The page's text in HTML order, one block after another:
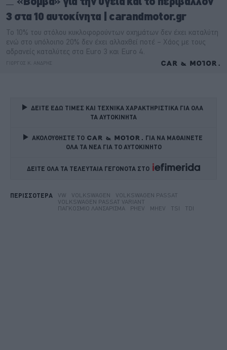
ΔΕΙΤΕ ΕΔΩ ΤΙΜΕΣ ΚΑΙ ΤΕΧΝΙΚΑ ΧΑΡΑΚΤΗΡΙΣΤΙΚΑ ΓΙΑ ΟΛΑ
ΤΑ ΑΥΤΟΚΙΝΗΤΑ
ΑΚΟΛΟΥΘΗΣΤΕ ΤΟ
ΓΙΑ ΝΑ ΜΑΘΑΙΝΕΤΕ
ΟΛΑ ΤΑ ΝΕΑ ΓΙΑ ΤΟ ΑΥΤΟΚΙΝΗΤΟ
ΔΕΙΤΕ ΟΛΑ ΤΑ ΤΕΛΕΥΤΑΙΑ ΓΕΓΟΝΟΤΑ ΣΤΟ
ΠΕΡΙΣΣΟΤΕΡΑ VW VOLKSWAGEN
VOLKSWAGEN PASSAT
VOLKSWAGEN PASSAT VARIANT
ΠΑΓΚΌΣΜΙΟ ΛΑΝΣΆΡΙΣΜΑ
PHEV MHEV TSI TDI